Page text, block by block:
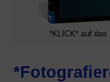
*KLICK* auf das